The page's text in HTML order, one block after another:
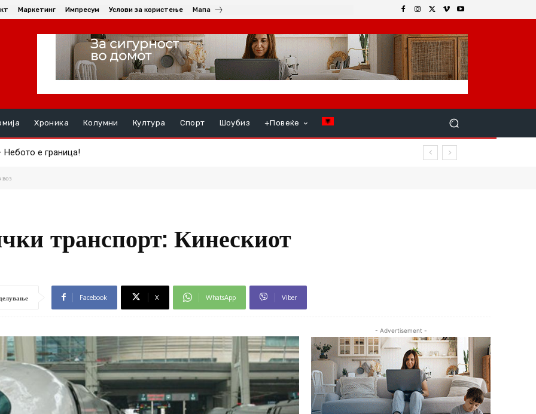
Маркетинг Импресум Услови за користење Мапа
Хроника Колумни Култура Спорт Шоубиз +Повеќе
е граница!
на храброста, пожртвуваноста и љубовта кон татковината
транспорт: Кинескиот
Facebook X WhatsApp Viber
- Advertisement -